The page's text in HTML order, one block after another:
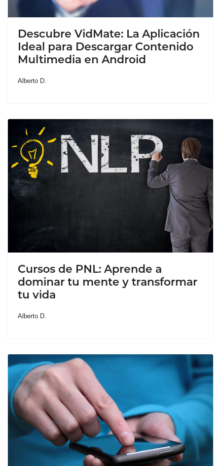
Descubre VidMate: La Aplicación
Ideal para Descargar Contenido
Multimedia en Android
Alberto D.
Cursos de PNL: Aprende a
dominar tu mente y transformar
tu vida
Alberto D.